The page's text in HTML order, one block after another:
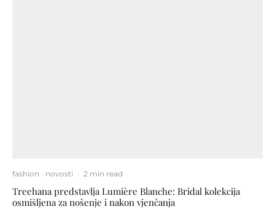
fashion novosti · 2 min read
Treehana predstavlja Lumière Blanche: Bridal kolekcija
osmišljena za nošenje i nakon vjenčanja